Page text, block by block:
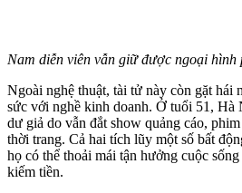
Nam diễn viên vẫn giữ được ngoại hình
Ngoài nghệ thuật, tài tử này còn gặt hái
sức với nghề kinh doanh. Ở tuổi 51, Hà
dư giả do vẫn đắt show quảng cáo,
thời trang. Cả hai tích lũy một số bất
họ có thể thoải mái tận hưởng cuộc
kiếm tiền.